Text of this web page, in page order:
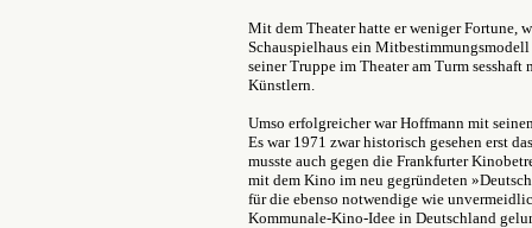
Mit dem Theater hatte er weniger Fortune,
Schauspielhaus ein
seiner Truppe im Theater am Turm
Künstlern.
Umso erfolgreicher war Hoffmann mit
Es war 1971 zwar historisch gesehen erst
musste auch gegen die Frankfurter
mit dem Kino im neu gegründeten
für die ebenso notwendige wie
Kommunale-Kino-Idee in Deutschland